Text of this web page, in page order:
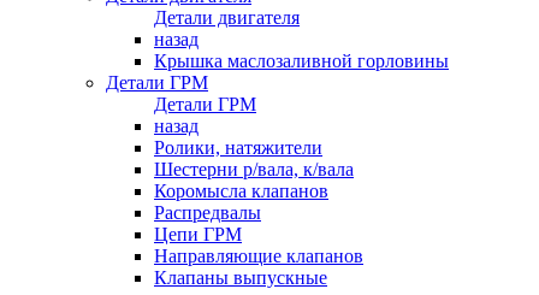
Детали двигателя
назад
Крышка маслозаливной горловины
Детали ГРМ
Детали ГРМ
назад
Ролики, натяжители
Шестерни р/вала, к/вала
Коромысла клапанов
Распредвалы
Цепи ГРМ
Направляющие клапанов
Клапаны выпускные